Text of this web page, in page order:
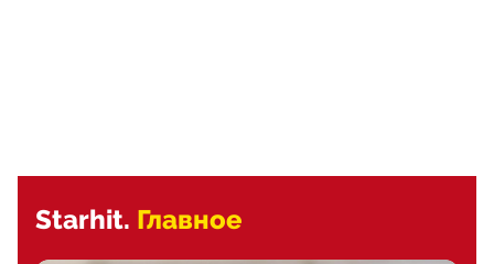
Starhit. Главное